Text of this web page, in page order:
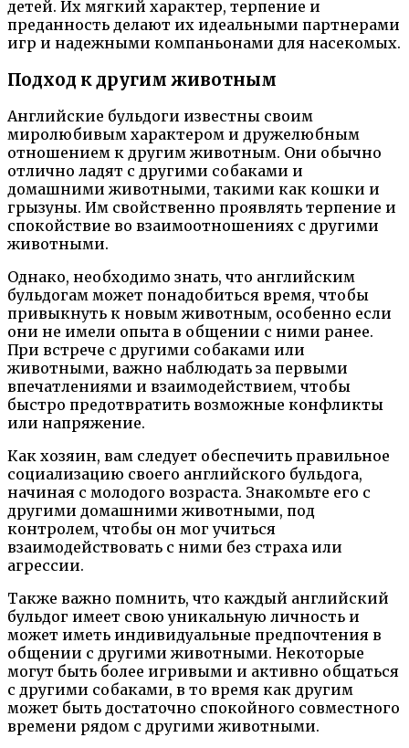
детей. Их мягкий характер, терпение и
преданность делают их идеальными партнерами
игр и надежными компаньонами для насекомых.
Подход к другим животным
Английские бульдоги известны своим
миролюбивым характером и дружелюбным
отношением к другим животным. Они обычно
отлично ладят с другими собаками и
домашними животными, такими как кошки и
грызуны. Им свойственно проявлять терпение и
спокойствие во взаимоотношениях с другими
животными.
Однако, необходимо знать, что английским
бульдогам может понадобиться время, чтобы
привыкнуть к новым животным, особенно если
они не имели опыта в общении с ними ранее.
При встрече с другими собаками или
животными, важно наблюдать за первыми
впечатлениями и взаимодействием, чтобы
быстро предотвратить возможные конфликты
или напряжение.
Как хозяин, вам следует обеспечить правильное
социализацию своего английского бульдога,
начиная с молодого возраста. Знакомьте его с
другими домашними животными, под
контролем, чтобы он мог учиться
взаимодействовать с ними без страха или
агрессии.
Также важно помнить, что каждый английский
бульдог имеет свою уникальную личность и
может иметь индивидуальные предпочтения в
общении с другими животными. Некоторые
могут быть более игривыми и активно общаться
с другими собаками, в то время как другим
может быть достаточно спокойного совместного
времени рядом с другими животными.